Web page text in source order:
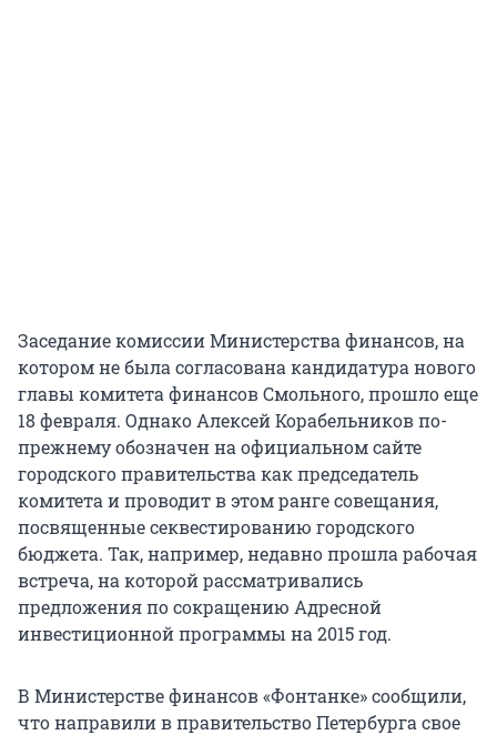
Заседание комиссии Министерства финансов, на
котором не была согласована кандидатура нового
главы комитета финансов Смольного, прошло еще
18 февраля. Однако Алексей Корабельников по-
прежнему обозначен на официальном сайте
городского правительства как председатель
комитета и проводит в этом ранге совещания,
посвященные секвестированию городского
бюджета. Так, например, недавно прошла рабочая
встреча, на которой рассматривались
предложения по сокращению Адресной
инвестиционной программы на 2015 год.
В Министерстве финансов «Фонтанке» сообщили,
что направили в правительство Петербурга свое